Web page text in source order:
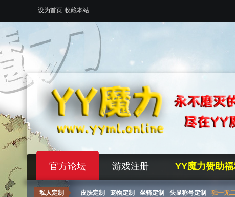
设为首页 收藏本站
官方论坛 游戏注册 YY魔力赞助福
私人定制 皮肤定制 宠物定制 坐骑定制 头显称号定制 独一无